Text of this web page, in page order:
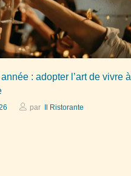
: adopter l’art de vivre à
par Il Ristorante